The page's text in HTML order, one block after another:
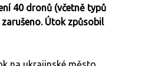
40 dronů (včetně typů
Útok způsobil